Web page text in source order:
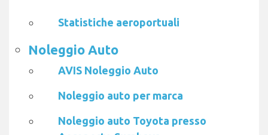
Statistiche aeroportuali
Noleggio Auto
AVIS Noleggio Auto
Noleggio auto per marca
Noleggio auto Toyota presso